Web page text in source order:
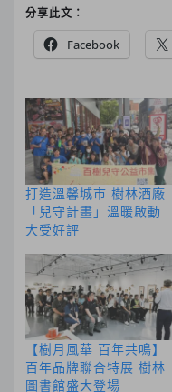
分享此文：
Facebook
打造溫馨城市 樹林酒廠
「兒守計畫」溫暖啟動
大受好評
【樹月風華 百年共鳴】
百年品牌聯合特展 樹林
圖書館盛大登場